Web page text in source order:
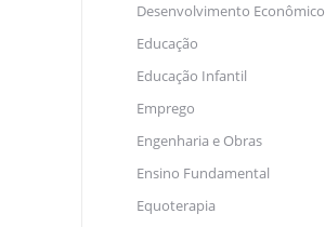
Desenvolvimento Econômico
Educação
Educação Infantil
Emprego
Engenharia e Obras
Ensino Fundamental
Equoterapia